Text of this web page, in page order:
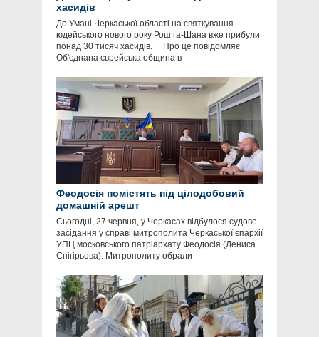
хасидів
До Умані Черкаської області на святкування
юдейського нового року Рош га-Шана вже прибули
понад 30 тисяч хасидів. Про це повідомляє
Об'єднана єврейська община в
Феодосія помістять під цілодобовий
домашній арешт
Сьогодні, 27 червня, у Черкасах відбулося судове
засідання у справі митрополита Черкаської єпархії
УПЦ московського патріархату Феодосія (Дениса
Снігірьова). Митрополиту обрали